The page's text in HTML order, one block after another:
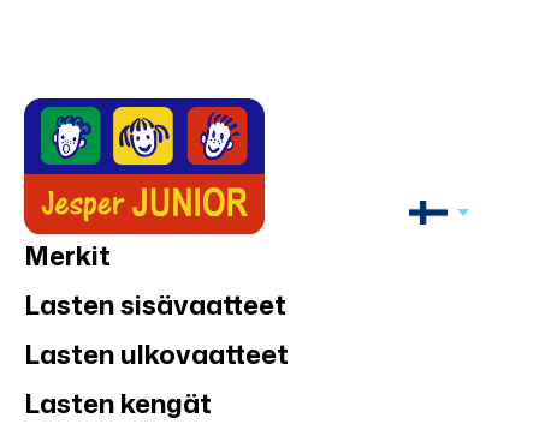
Merkit
Lasten sisävaatteet
Lasten ulkovaatteet
Lasten kengät